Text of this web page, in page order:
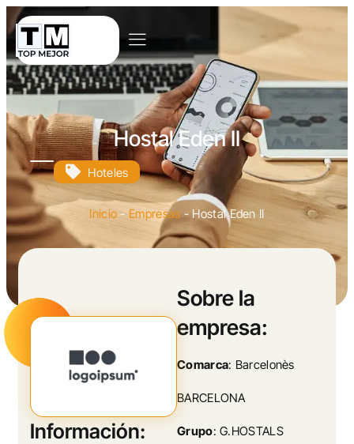
Hostal Eden II
Hoteles
Inicio - Empresas- Hostal Eden II
Sobre la
empresa:
Comarca: Barcelonès
BARCELONA
Grupo: G.HOSTALS
Información: